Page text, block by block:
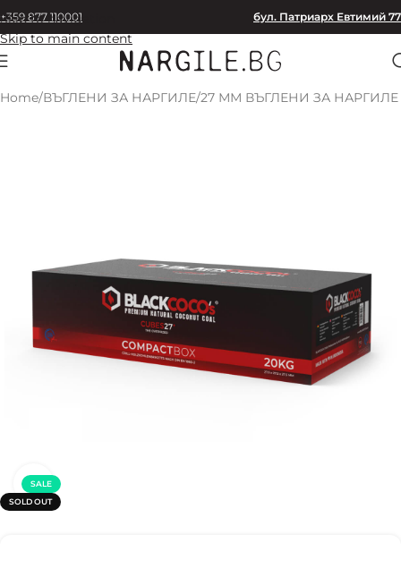
Skip to navigation
Skip to main content
+359 877 110001 бул. Патриарх Евтимий 77
Home/ВЪГЛЕНИ ЗА НАРГИЛЕ/27 ММ ВЪГЛЕНИ ЗА НАРГИЛЕ
SALE
SOLD OUT
Click to enlarge